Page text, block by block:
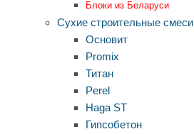
Блоки из Беларуси
Сухие строительные смеси
Основит
Promix
Титан
Perel
Haga ST
Гипсобетон